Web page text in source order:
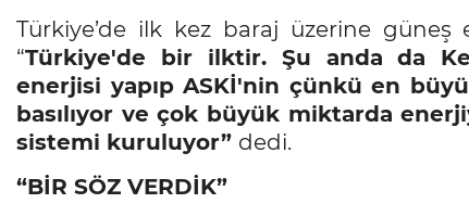
Türkiye’de ilk kez baraj üzerine
“Türkiye'de bir ilktir. Şu anda da
enerjisi yapıp ASKİ'nin çünkü en
basılıyor ve çok büyük miktarda
sistemi kuruluyor” dedi.
“BİR SÖZ VERDİK”